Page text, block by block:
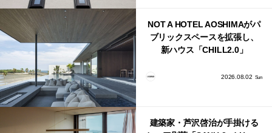
NOT A HOTEL AOSHIMAがパ
ブリックスペースを拡張し、
新ハウス「CHILL2.0」
2026.08.02 Sun
建築家・芦沢啓治が手掛ける